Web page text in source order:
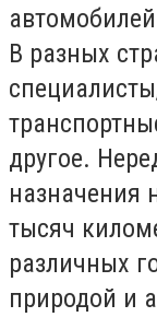
В разных
другое.
назначения
тысяч
различных
природой и